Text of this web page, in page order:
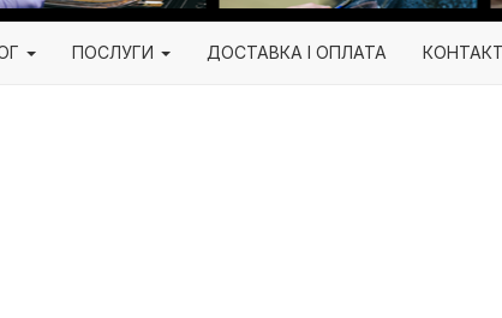
ПОСЛУГИ ДОСТАВКА І ОПЛАТА